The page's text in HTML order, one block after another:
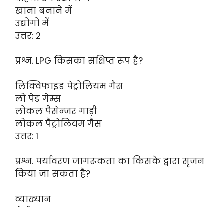
खाना बनाने में
उद्योगों में
उत्तर: 2
प्रश्न. LPG किसका संक्षिप्त रूप है?
लिक्विफाइड पेट्रोलियम गैस
लो पेड गेम्स
लोकल पैसेन्जर गाड़ी
लोकल पैट्रोलियम गैस
उत्तर: 1
प्रश्न. पर्यावरण जागरूकता का किसके द्वारा सृजन
किया जा सकता है?
व्याख्यान